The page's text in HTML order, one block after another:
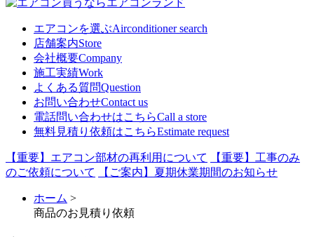
エアコンを選ぶAirconditioner search
店舗案内Store
会社概要Company
施工実績Work
よくある質問Question
お問い合わせContact us
電話問い合わせはこちらCall a store
無料見積り依頼はこちらEstimate request
【重要】エアコン部材の再利用について
【重要】工事のみ
のご依頼について
【ご案内】夏期休業期間のお知らせ
ホーム >
商品のお見積り依頼